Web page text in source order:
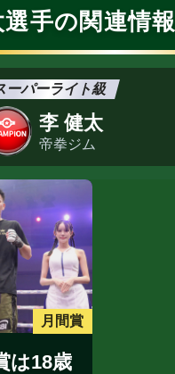
手の関連情報
ーパーライト級
李 健太
帝拳ジム
月間賞
は18歳